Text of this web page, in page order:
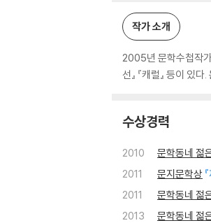
작가 소개
2005년 문학수첩작가
선』 『캐럴』 등이 있
수상경력
2010 문학동네 젊
2011
문지문학상
2011
문학동네 젊
2013
문학동네 젊